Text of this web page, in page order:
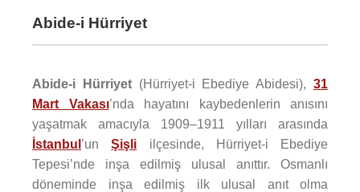
Abide-i Hürriyet
Abide-i Hürriyet(Hürriyet-i Ebediye Abidesi),31
Mart Vakası’nda hayatını kaybedenlerin anısını
yaşatmak amacıyla 1909–1911 yılları arasında
İstanbul ’unŞişli ilçesinde, Hürriyet-i Ebediye
Tepesi’nde inşa edilmiş ulusal anıttır. Osmanlı
döneminde inşa edilmiş ilk ulusal anıt olma